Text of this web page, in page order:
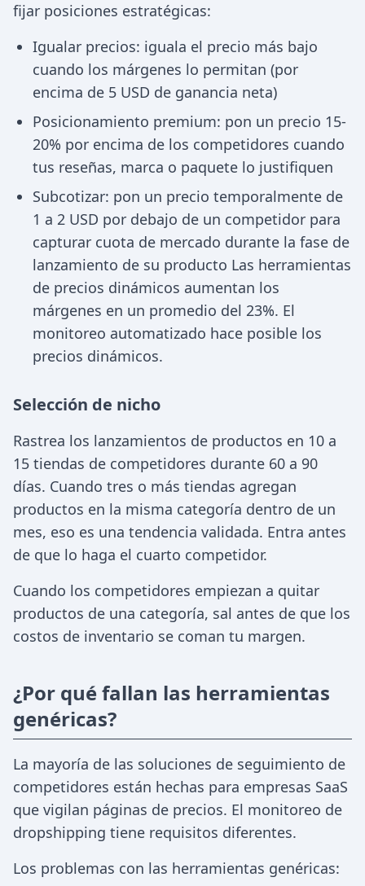
fijar posiciones estratégicas:
Igualar precios: iguala el precio más bajo
cuando los márgenes lo permitan (por
encima de 5 USD de ganancia neta)
Posicionamiento premium: pon un precio 15-
20% por encima de los competidores cuando
tus reseñas, marca o paquete lo justifiquen
Subcotizar: pon un precio temporalmente de
1 a 2 USD por debajo de un competidor para
capturar cuota de mercado durante la fase de
lanzamiento de su producto Las herramientas
de precios dinámicos aumentan los
márgenes en un promedio del 23%. El
monitoreo automatizado hace posible los
precios dinámicos.
Selección de nicho
Rastrea los lanzamientos de productos en 10 a
15 tiendas de competidores durante 60 a 90
días. Cuando tres o más tiendas agregan
productos en la misma categoría dentro de un
mes, eso es una tendencia validada. Entra antes
de que lo haga el cuarto competidor.
Cuando los competidores empiezan a quitar
productos de una categoría, sal antes de que los
costos de inventario se coman tu margen.
¿Por qué fallan las herramientas
genéricas?
La mayoría de las soluciones de seguimiento de
competidores están hechas para empresas SaaS
que vigilan páginas de precios. El monitoreo de
dropshipping tiene requisitos diferentes.
Los problemas con las herramientas genéricas: